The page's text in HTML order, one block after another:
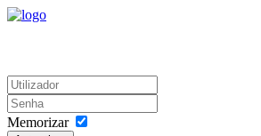
Memorizar